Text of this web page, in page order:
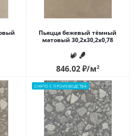
Пьяцца бежевый тёмный
матовый 30,2x30,2x0,78
846.02₽/м2
СНЯТО С ПРОИЗВОДСТВА